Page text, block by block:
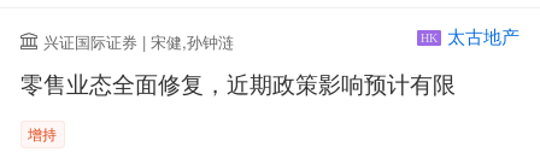
兴证国际证券 | 宋健,孙钟涟 HK 太古地产
零售业态全面修复，近期政策影响预计有限
增持